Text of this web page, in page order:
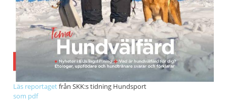
Läs reportagetfrån SKK:s tidning Hundsport
som pdf